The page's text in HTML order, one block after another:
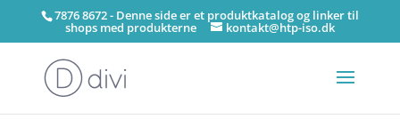
7876 8672 - Denne side er et produktkatalog og linker til
shops med produkterne kontakt@htp-iso.dk